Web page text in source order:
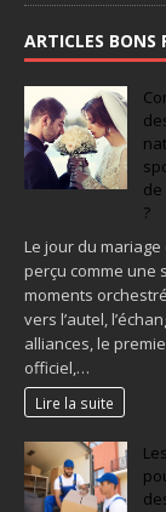
ARTICLES BONS
?
Le jour du
perçu comme une
moments
vers l’autel,
alliances, le
officiel,…
Lire la suite